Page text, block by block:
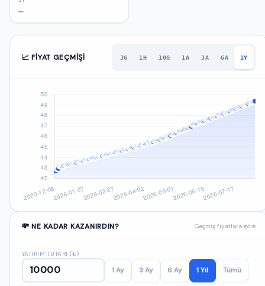
—
📈 FIYAT GEÇMIŞI 3G 1H 10G 1A 3A 6A 1Y
💸 NE KADAR KAZANIRDIN? Geçmiş fiyatlara göre
YATIRIM TUTARI (₺)
1 Ay 3 Ay 6 Ay 1 Yıl Tümü